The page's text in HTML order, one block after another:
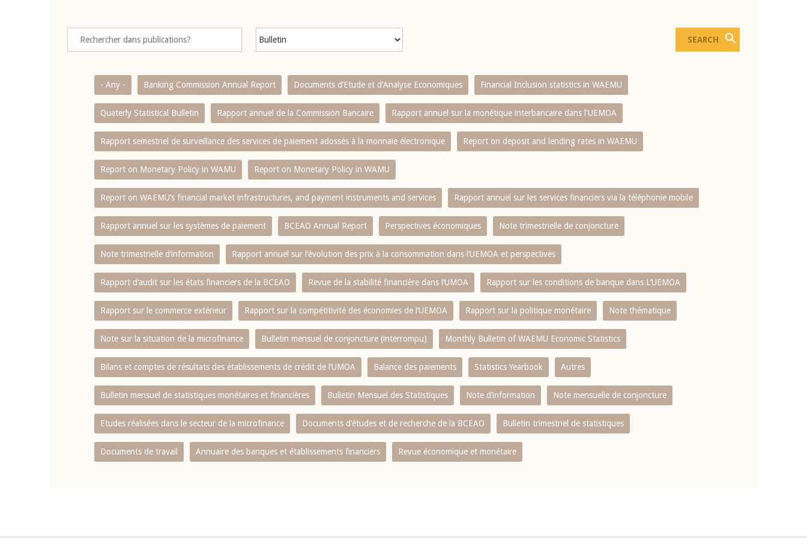
- Any - Banking Commission Annual Report Documents d’Etude et d’Analyse Economiques Financial Inclusion statistics in WAEMU
Quaterly Statistical Bulletin Rapport annuel de la Commission Bancaire Rapport annuel sur la monétique interbancaire dans l'UEMOA
Rapport semestriel de surveillance des services de paiement adossés à la monnaie électronique Report on deposit and lending rates in WAEMU
Report on Monetary Policy in WAMU Report on Monetary Policy in WAMU
Report on WAEMU’s financial market infrastructures, and payment instruments and services Rapport annuel sur les services financiers via la téléphonie mobile
Rapport annuel sur les systèmes de paiement BCEAO Annual Report Perspectives économiques Note trimestrielle de conjoncture
Note trimestrielle d‘information Rapport annuel sur l‘évolution des prix à la consommation dans l‘UEMOA et perspectives
Rapport d‘audit sur les états financiers de la BCEAO Revue de la stabilité financière dans l‘UMOA Rapport sur les conditions de banque dans L‘UEMOA
Rapport sur le commerce extérieur Rapport sur la compétitivité des économies de l‘UEMOA Rapport sur la politique monétaire Note thématique
Note sur la situation de la microfinance Bulletin mensuel de conjoncture (interrompu) Monthly Bulletin of WAEMU Economic Statistics
Bilans et comptes de résultats des établissements de crédit de l‘UMOA Balance des paiements Statistics Yearbook Autres
Bulletin mensuel de statistiques monétaires et financières Bulletin Mensuel des Statistiques Note d’information Note mensuelle de conjoncture
Etudes réalisées dans le secteur de la microfinance Documents d’études et de recherche de la BCEAO Bulletin trimestriel de statistiques
Documents de travail Annuaire des banques et établissements financiers Revue économique et monétaire